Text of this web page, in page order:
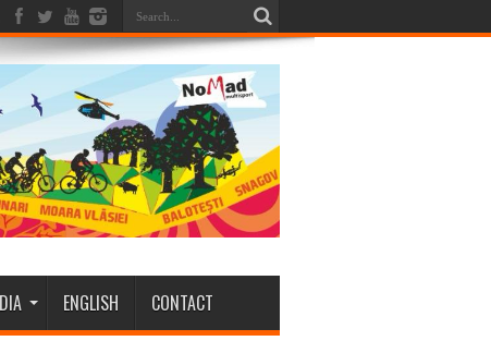
ENGLISH CONTACT